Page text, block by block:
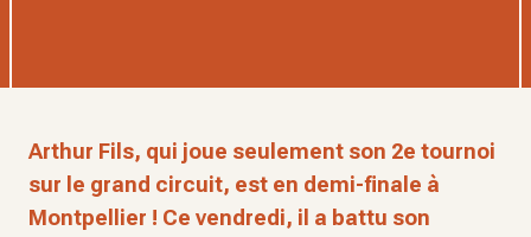
Arthur Fils, qui joue seulement son 2e tournoi
sur le grand circuit, est en demi-finale à
Montpellier ! Ce vendredi, il a battu son